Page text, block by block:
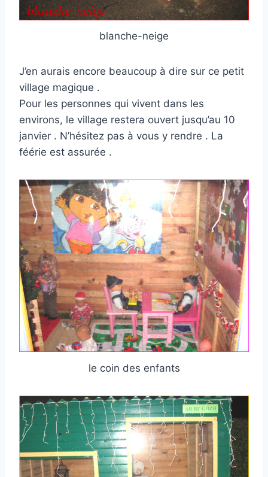
blanche-neige
J’en aurais encore beaucoup à dire sur ce petit
village magique .
Pour les personnes qui vivent dans les
environs, le village restera ouvert jusqu’au 10
janvier . N’hésitez pas à vous y rendre . La
féérie est assurée .
le coin des enfants